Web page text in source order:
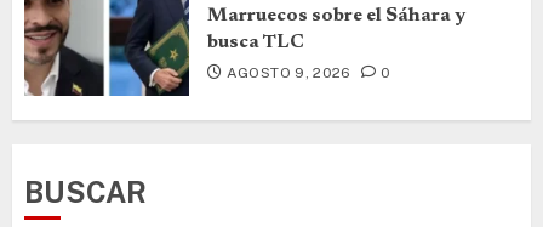
Marruecos sobre el Sáhara y
busca TLC
AGOSTO 9, 2026 0
BUSCAR